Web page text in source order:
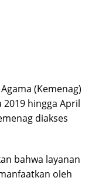
(Kemenag)
hingga April
diakses
bahwa layanan
oleh